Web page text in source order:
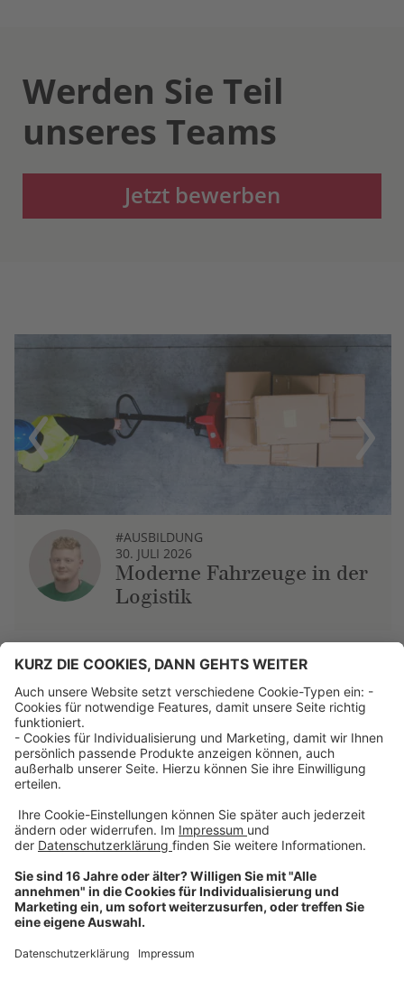
Werden Sie Teil
unseres Teams
Jetzt bewerben
Previous
#AUSBILDUNG
30. JULI 2026
Moderne Fahrzeuge in der
Logistik
Next
Über uns
Dehner Unternehmen
Jobs bei Dehner